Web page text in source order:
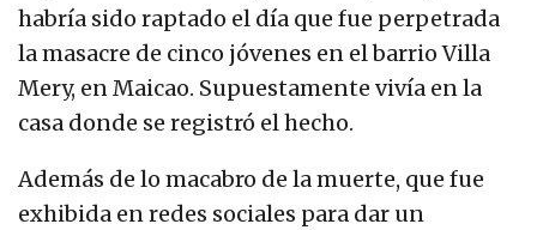
habría sido raptado el día que fue perpetrada
la masacre de cinco jóvenes en el barrio Villa
Mery, en Maicao. Supuestamente vivía en la
casa donde se registró el hecho.
Además de lo macabro de la muerte, que fue
exhibida en redes sociales para dar un